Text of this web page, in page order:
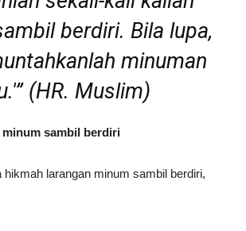
berdiri. Bila lupa,
minuman
(HR. Muslim)
minum sambil berdiri
hikmah larangan minum sambil berdiri,